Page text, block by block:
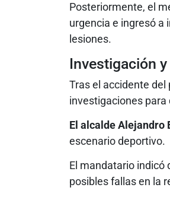
Posteriormente, el
urgencia e ingresó a
lesiones.
Investigación
Tras el accidente del
investigaciones
El alcalde Alejandro
escenario deportivo.
El mandatario indicó
posibles fallas en la